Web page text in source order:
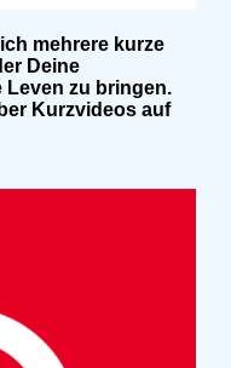
mehrere kurze
Deine
Leven zu bringen.
Kurzvideos auf